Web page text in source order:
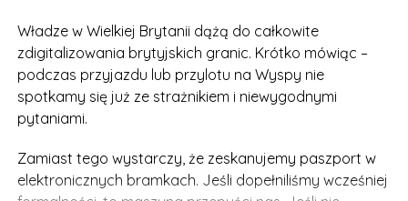
kontroli. Wszystko to strażnik zobaczy wyraźnie na
ekranie.
Tymczasem na London City Airport już teraz działać
będzie program pilotażowy, dzięki któremu zabierzemy
ze sobą na pokład aż 2 litry płynów w jednej butelce!
Czekamy z niecierpliwością na wprowadzenie takich
regulacji w całej Wielkiej Brytanii.
Władze w Wielkiej Brytanii dążą do całkowite
zdigitalizowania brytyjskich granic. Krótko mówiąc –
podczas przyjazdu lub przylotu na Wyspy nie
spotkamy się już ze strażnikiem i niewygodnymi
pytaniami.
Zamiast tego wystarczy, że zeskanujemy paszport w
elektronicznych bramkach. Jeśli dopełniliśmy wcześniej